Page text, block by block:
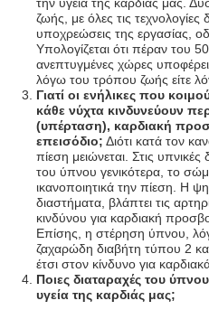
ζωής, με όλες τις τεχνολογίες
υποχρεώσεις της εργασίας,
Υπολογίζεται ότι πέραν του
ανεπτυγμένες χώρες
λόγω του τρόπου ζωής είτε
Γιατί οι ενήλικες που
κάθε νύχτα κινδυνεύουν
(υπέρταση), καρδιακή
επεισόδιο; Διότι κατά τον
πίεση μειώνεται. Στις
του ύπνου γενικότερα, το
ικανοποιητικά την πίεση. Η
διαστήματα, βλάπτει τις
κινδύνου για καρδιακή
Επίσης, η στέρηση ύπνου,
ζαχαρώδη διαβήτη τύπου 2
έτσι στον κίνδυνο για
Ποιες διαταραχές του
υγεία της καρδιάς μας;